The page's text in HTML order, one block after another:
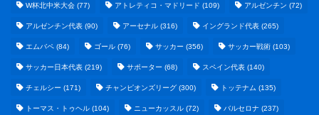
W杯北中米大会 (77) アトレティコ・マドリード (109) アルゼンチン (72)
アルゼンチン代表 (90) アーセナル (316) イングランド代表 (265)
エムバペ (84) ゴール (76) サッカー (356) サッカー戦術 (103)
サッカー日本代表 (219) サポーター (68) スペイン代表 (140)
チェルシー (171) チャンピオンズリーグ (300) トッテナム (135)
トーマス・トゥヘル (104) ニューカッスル (72) バルセロナ (237)